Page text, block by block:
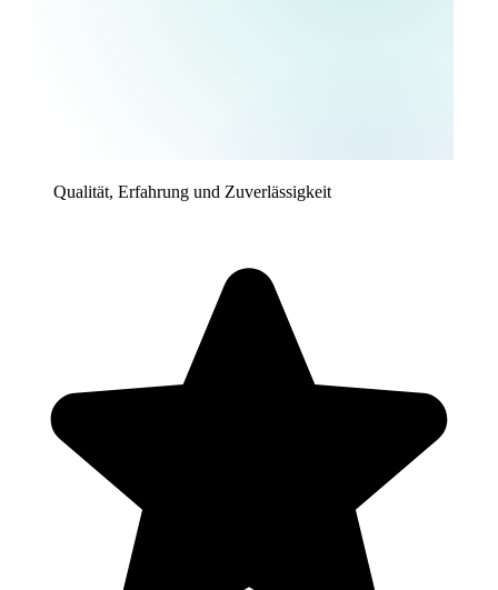
Qualität, Erfahrung und Zuverlässigkeit